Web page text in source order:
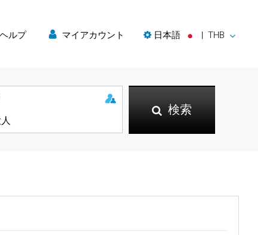
ヘルプ マイアカウント 日本語 | THB
検索